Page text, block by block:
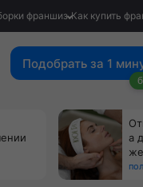
франшиз Как купить
Подобрать за 1
а